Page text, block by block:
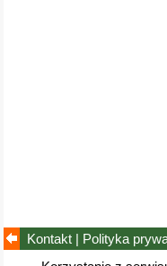
Kontakt | Polityka